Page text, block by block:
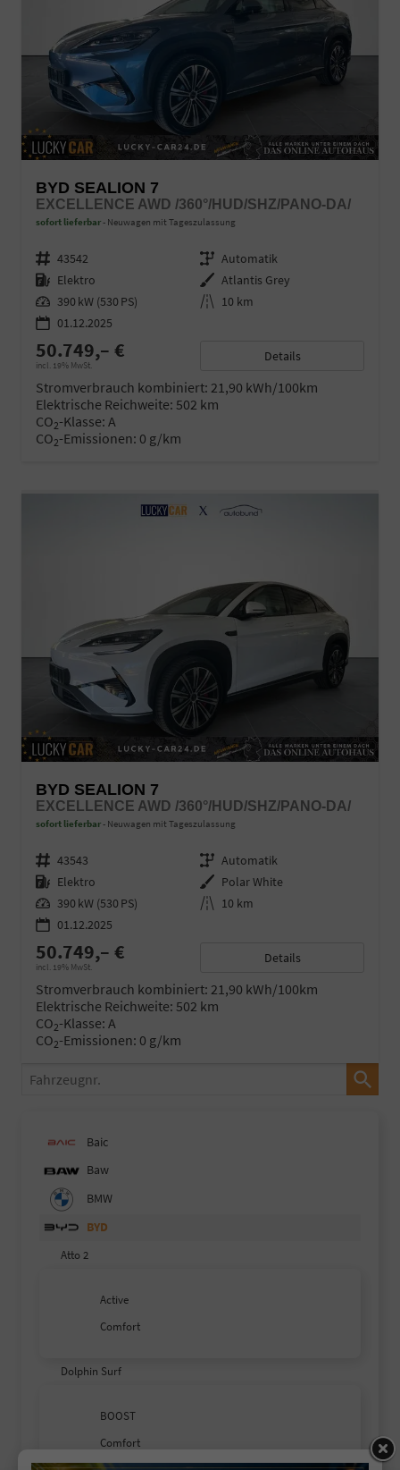
BYD SEALION 7
EXCELLENCE AWD /360°/HUD/SHZ/PANO-DA/
sofort lieferbar Neuwagen mit Tageszulassung
Fahrzeugnr. 43542 Getriebe Automatik
Kraftstoff Elektro Außenfarbe Atlantis Grey
Leistung 390 kW (530 PS) Kilometerstand 10 km
01.12.2025
50.749,– €
incl. 19% MwSt.
Details
Stromverbrauch kombiniert: 21,90 kWh/100km
Elektrische Reichweite: 502 km
CO2-Klasse: A
CO2-Emissionen: 0 g/km
BYD SEALION 7
EXCELLENCE AWD /360°/HUD/SHZ/PANO-DA/
sofort lieferbar Neuwagen mit Tageszulassung
Fahrzeugnr. 43543 Getriebe Automatik
Kraftstoff Elektro Außenfarbe Polar White
Leistung 390 kW (530 PS) Kilometerstand 10 km
01.12.2025
50.749,– €
incl. 19% MwSt.
Details
Stromverbrauch kombiniert: 21,90 kWh/100km
Elektrische Reichweite: 502 km
CO2-Klasse: A
CO2-Emissionen: 0 g/km
Fahrzeugnr.
Baic
Baw
BMW
BYD
Atto 2
Active
Comfort
Dolphin Surf
BOOST
Comfort